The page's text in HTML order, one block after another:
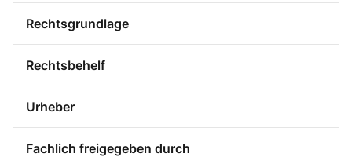
Rechtsgrundlage
Rechtsbehelf
Urheber
Fachlich freigegeben durch